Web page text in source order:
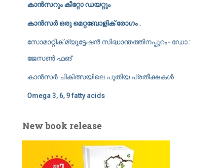
കാൻസറും കീറ്റോ ഡയറ്റും
കാൻസർ ഒരു മെറ്റബോളിക് രോഗം .
സോമാറ്റിക് മ്യൂട്ടേഷൻ സിദ്ധാന്തത്തിനപ്പുറം- ഡോ :
ജേസൺ ഫങ്
കാൻസർ ചികിത്സയിലെ പുതിയ പ്രതീക്ഷകൾ
Omega 3, 6, 9 fatty acids
New book release